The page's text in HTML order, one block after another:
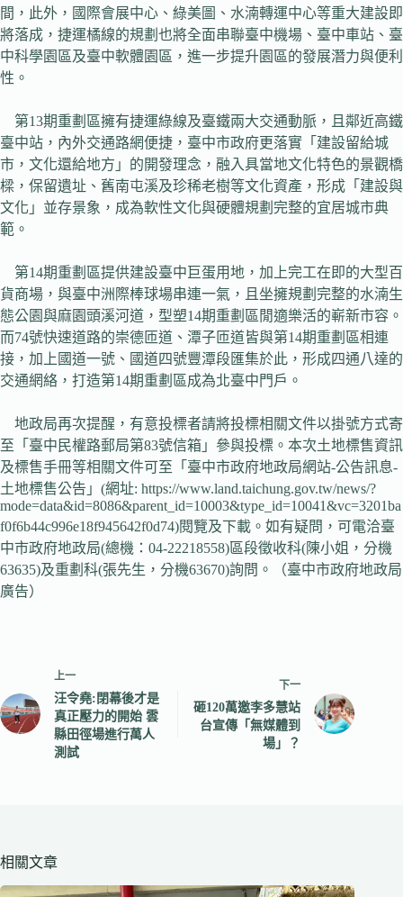
間，此外，國際會展中心、綠美圖、水湳轉運中心等重大建設即
將落成，捷運橘線的規劃也將全面串聯臺中機場、臺中車站、臺
中科學園區及臺中軟體園區，進一步提升園區的發展潛力與便利
性。
第13期重劃區擁有捷運綠線及臺鐵兩大交通動脈，且鄰近高鐵
臺中站，內外交通路網便捷，臺中市政府更落實「建設留給城
市，文化還給地方」的開發理念，融入具當地文化特色的景觀橋
樑，保留遺址、舊南屯溪及珍稀老樹等文化資產，形成「建設與
文化」並存景象，成為軟性文化與硬體規劃完整的宜居城市典
範。
第14期重劃區提供建設臺中巨蛋用地，加上完工在即的大型百
貨商場，與臺中洲際棒球場串連一氣，且坐擁規劃完整的水湳生
態公園與麻園頭溪河道，型塑14期重劃區閒適樂活的嶄新市容。
而74號快速道路的崇德匝道、潭子匝道皆與第14期重劃區相連
接，加上國道一號、國道四號豐潭段匯集於此，形成四通八達的
交通網絡，打造第14期重劃區成為北臺中門戶。
地政局再次提醒，有意投標者請將投標相關文件以掛號方式寄
至「臺中民權路郵局第83號信箱」參與投標。本次土地標售資訊
及標售手冊等相關文件可至「臺中市政府地政局網站-公告訊息-
土地標售公告」(網址: https://www.land.taichung.gov.tw/news/?
mode=data&id=8086&parent_id=10003&type_id=10041&vc=3201ba
f0f6b44c996e18f945642f0d74)閱覽及下載。如有疑問，可電洽臺
中市政府地政局(總機：04-22218558)區段徵收科(陳小姐，分機
63635)及重劃科(張先生，分機63670)詢問。（臺中市政府地政局
廣告）
上一
汪令堯:閉幕後才是
真正壓力的開始 雲
縣田徑場進行萬人
測試
下一
砸120萬邀李多慧站
台宣傳「無媒體到
場」？
相關文章